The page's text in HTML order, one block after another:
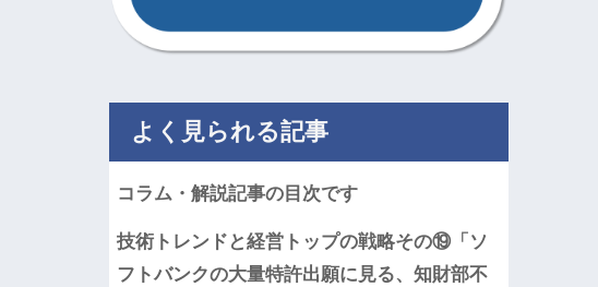
よく見られる記事
コラム・解説記事の目次です
技術トレンドと経営トップの戦略その⑲「ソ
フトバンクの大量特許出願に見る、知財部不